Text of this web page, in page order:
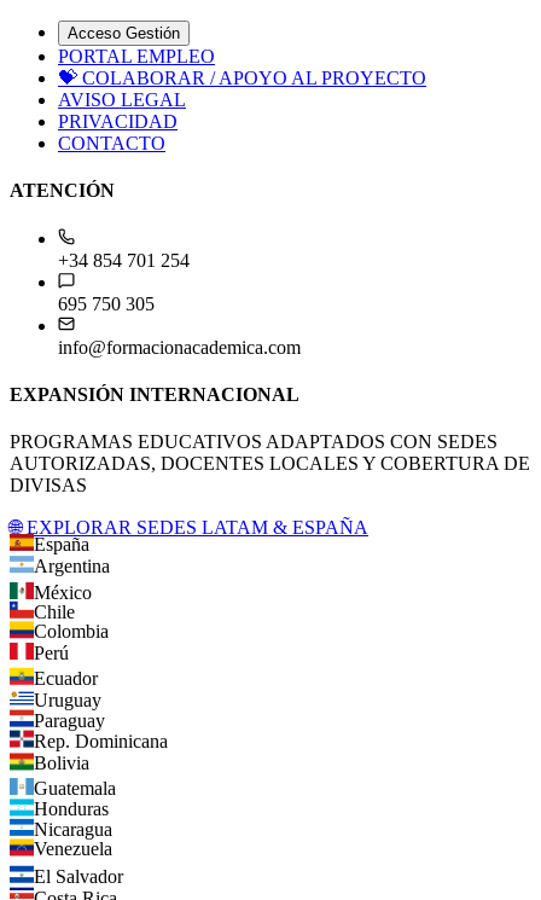
Acceso Gestión
PORTAL EMPLEO
💝 COLABORAR / APOYO AL PROYECTO
AVISO LEGAL
PRIVACIDAD
CONTACTO
ATENCIÓN
+34 854 701 254
695 750 305
info@formacionacademica.com
EXPANSIÓN INTERNACIONAL
PROGRAMAS EDUCATIVOS ADAPTADOS CON SEDES
AUTORIZADAS, DOCENTES LOCALES Y COBERTURA DE
DIVISAS
🌐 EXPLORAR SEDES LATAM & ESPAÑA
España
Argentina
México
Chile
Colombia
Perú
Ecuador
Uruguay
Paraguay
Rep. Dominicana
Bolivia
Guatemala
Honduras
Nicaragua
Venezuela
El Salvador